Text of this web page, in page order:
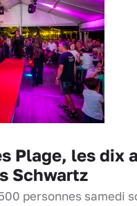
Plage, les dix
Schwartz
personnes samedi